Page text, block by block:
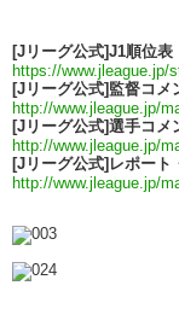
[Jリーグ公式]J1順位表
https://www.jleague.jp/
[Jリーグ公式]監督コメ
http://www.jleague.jp/
[Jリーグ公式]選手コメ
http://www.jleague.jp/
[Jリーグ公式]レポート
http://www.jleague.jp/